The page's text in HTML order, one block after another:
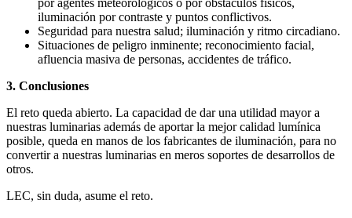
por agentes meteorológicos o por obstáculos físicos,
iluminación por contraste y puntos conflictivos.
Seguridad para nuestra salud; iluminación y ritmo circadiano.
Situaciones de peligro inminente; reconocimiento facial,
afluencia masiva de personas, accidentes de tráfico.
3. Conclusiones
El reto queda abierto. La capacidad de dar una utilidad mayor a
nuestras luminarias además de aportar la mejor calidad lumínica
posible, queda en manos de los fabricantes de iluminación, para no
convertir a nuestras luminarias en meros soportes de desarrollos de
otros.
LEC, sin duda, asume el reto.